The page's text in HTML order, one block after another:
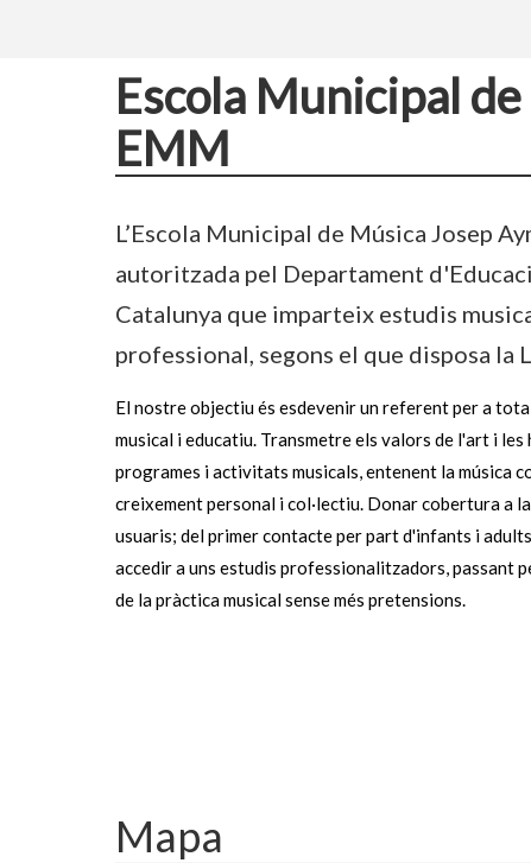
Escola Municipal
EMM
L’Escola Municipal de Música Josep
autoritzada pel Departament
Catalunya que imparteix estudis
professional, segons el que disposa la
El nostre objectiu és esdevenir un referent per a
musical i educatiu. Transmetre els valors de l'art i
programes i activitats musicals, entenent la música
creixement personal i col·lectiu. Donar cobertura a
usuaris; del primer contacte per part d'infants i
accedir a uns estudis professionalitzadors, passant
de la pràctica musical sense més pretensions.
Mapa